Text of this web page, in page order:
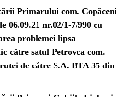
Primarului com. Copăceni
06.09.21 nr.02/1-7/990 cu
problemei lipsa
către satul Petrovca com.
de către S.A. BTA 35 din